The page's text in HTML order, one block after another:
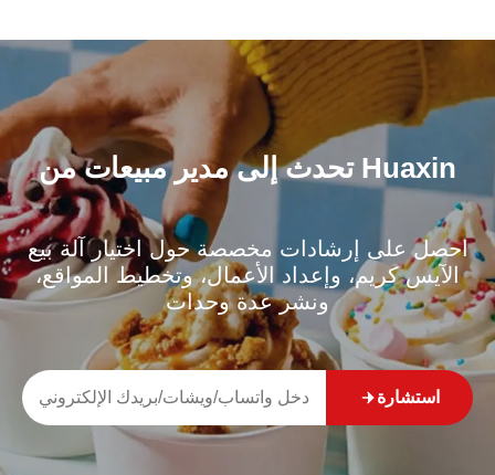
تحدث إلى مدير مبيعات من Huaxin
احصل على إرشادات مخصصة حول اختيار آلة بيع
الآيس كريم، وإعداد الأعمال، وتخطيط المواقع،
ونشر عدة وحدات
استشارة